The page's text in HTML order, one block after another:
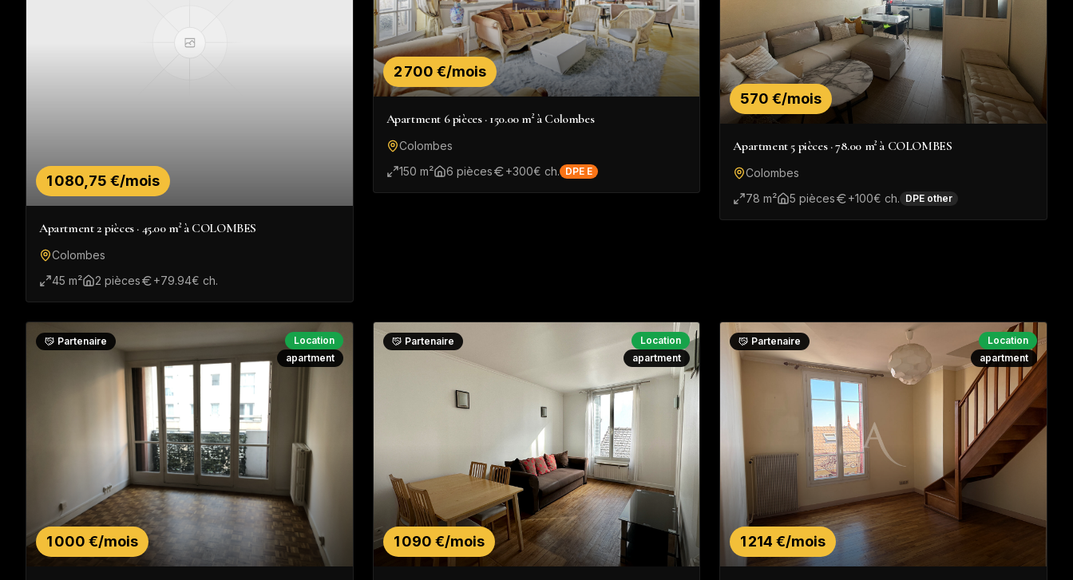
1 080,75 €/mois
Apartment 2 pièces · 45.00 m² à COLOMBES
Colombes
45 m² 2 pièces +79.94€ ch.
2 700 €/mois
Apartment 6 pièces · 150.00 m² à Colombes
Colombes
150 m² 6 pièces +300€ ch. DPE E
570 €/mois
Apartment 5 pièces · 78.00 m² à COLOMBES
Colombes
78 m² 5 pièces +100€ ch. DPE other
1 000 €/mois
Partenaire
Location
apartment
1 090 €/mois
Partenaire
Location
apartment
1 214 €/mois
Partenaire
Location
apartment